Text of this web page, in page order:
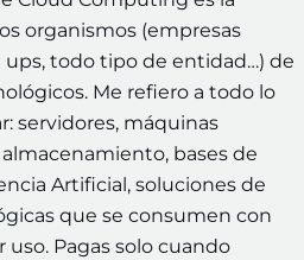
organismos (empresas
ups, todo tipo de entidad…) de
Me refiero a todo lo
servidores, máquinas
bases de
Artificial, soluciones de
que se consumen con
Pagas solo cuando